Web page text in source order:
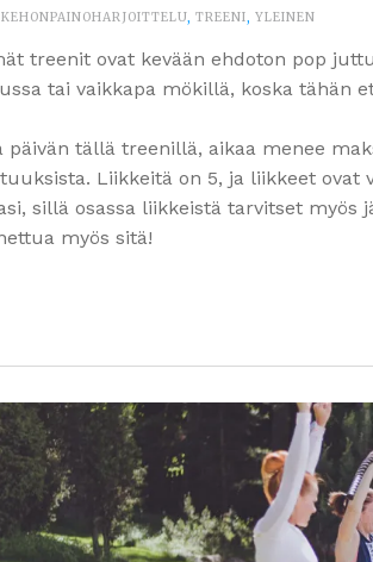
KEHONPAINOHARJOITTELU, TREENI, YLEINEN
treenit ovat kevään ehdoton pop
tai vaikkapa mökillä, koska tähän
päivän tällä treenillä, aikaa menee
Liikkeitä on 5, ja liikkeet
sillä osassa liikkeistä tarvitset myös
myös sitä!